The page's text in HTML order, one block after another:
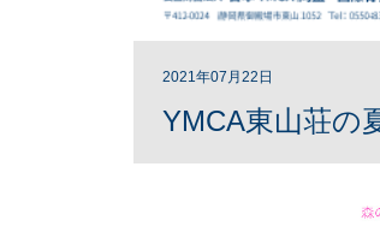
2021年07月22日
YMCA東山荘の